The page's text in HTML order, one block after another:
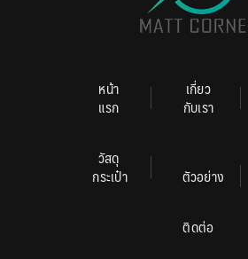
หน้า
แรก
เกี่ยว
กับเรา
วัสดุ
กระเป๋า ตัวอย่าง
ติดต่อ